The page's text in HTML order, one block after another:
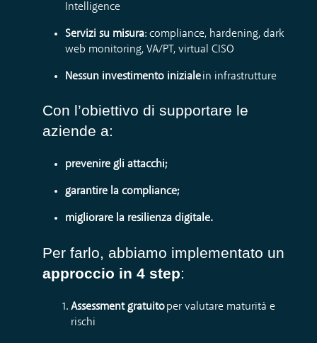
Intelligence
Servizi su misura: compliance, hardening, dark
web monitoring, VA/PT, virtual CISO
Nessun investimento inizialein infrastrutture
Con l’obiettivo di supportare le
aziende a:
prevenire gli attacchi;
garantire la compliance;
migliorare la resilienza digitale.
Per farlo, abbiamo implementato un
approccio in 4 step:
Assessment gratuitoper valutare maturità e
rischi